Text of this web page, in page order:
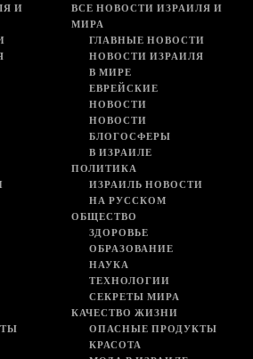
И
ВСЕ НОВОСТИ ИЗРАИЛЯ И
МИРА
ГЛАВНЫЕ НОВОСТИ
НОВОСТИ ИЗРАИЛЯ
В МИРЕ
ЕВРЕЙСКИЕ
НОВОСТИ
НОВОСТИ
БЛОГОСФЕРЫ
В ИЗРАИЛЕ
ПОЛИТИКА
ИЗРАИЛЬ НОВОСТИ
НА РУССКОМ
ОБЩЕСТВО
ЗДОРОВЬЕ
ОБРАЗОВАНИЕ
НАУКА
ТЕХНОЛОГИИ
СЕКРЕТЫ МИРА
КАЧЕСТВО ЖИЗНИ
ОПАСНЫЕ ПРОДУКТЫ
КРАСОТА